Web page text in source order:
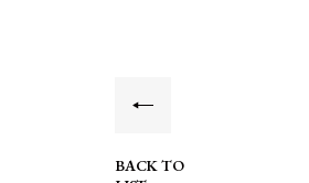
BACK TO